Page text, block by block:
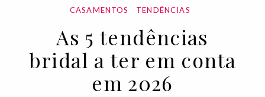
CASAMENTOS TENDÊNCIAS
As 5 tendências
bridal a ter em conta
em 2026